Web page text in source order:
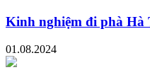
Kinh nghiệm đi phà Hà
01.08.2024